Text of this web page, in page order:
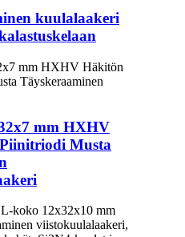
kuulalaakeri
mm HXHV
Musta